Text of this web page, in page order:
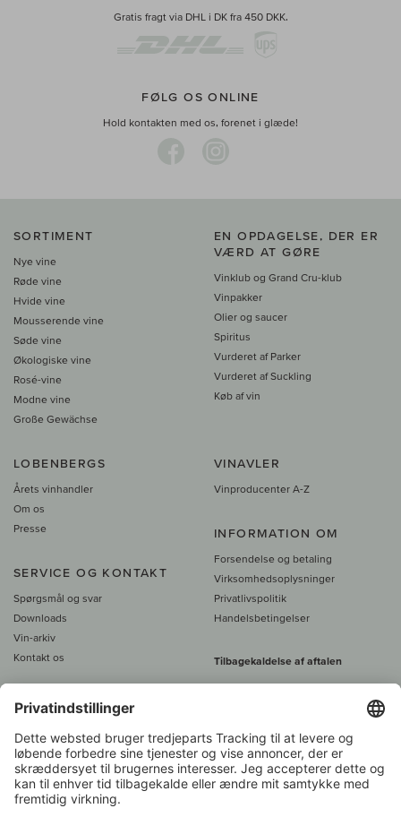
Gratis fragt via DHL i DK fra 450 DKK.
FØLG OS ONLINE
Hold kontakten med os, forenet i glæde!
SORTIMENT
Nye vine
Røde vine
Hvide vine
Mousserende vine
Søde vine
Økologiske vine
Rosé-vine
Modne vine
Große Gewächse
EN OPDAGELSE, DER ER
VÆRD AT GØRE
Vinklub og Grand Cru-klub
Vinpakker
Olier og saucer
Spiritus
Vurderet af Parker
Vurderet af Suckling
Køb af vin
LOBENBERGS
Årets vinhandler
Om os
Presse
SERVICE OG KONTAKT
Spørgsmål og svar
Downloads
Vin-arkiv
Kontakt os
VINAVLER
Vinproducenter A-Z
INFORMATION OM
Forsendelse og betaling
Virksomhedsoplysninger
Privatlivspolitik
Handelsbetingelser
Tilbagekaldelse af aftalen
Alle priser er inkl. moms, plus 39
450 DKK gratis fragt